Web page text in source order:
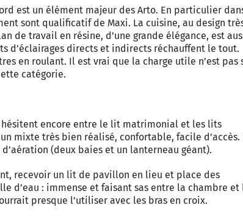
est un élément majeur des Arto. En particulier
sont qualificatif de Maxi. La cuisine, au design
de travail en résine, d’une grande élégance, est
d’éclairages directs et indirects réchauffent le tout.
en roulant. Il est vrai que la charge utile n’est pas
catégorie.
hésitent encore entre le lit matrimonial et les lits
mixte très bien réalisé, confortable, facile d’accès.
(deux baies et un lanterneau géant).
recevoir un lit de pavillon en lieu et place des
d’eau : immense et faisant sas entre la chambre et
presque l’utiliser avec les bras en croix.